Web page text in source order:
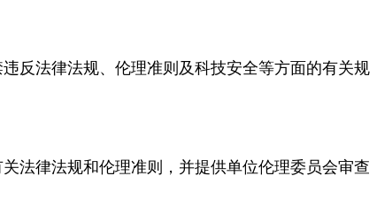
反法律法规、伦理准则及科技安全等方面的有关规
法律法规和伦理准则，并提供单位伦理委员会审查